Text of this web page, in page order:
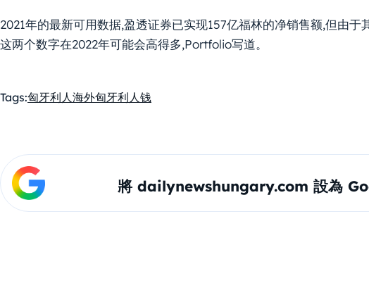
2021年的最新可用数据,盈透证券已实现157亿福林的净销售额,但由
这两个数字在2022年可能会高得多,Portfolio写道。
Tags:匈牙利人海外匈牙利人钱
將 dailynewshungary.com 設為